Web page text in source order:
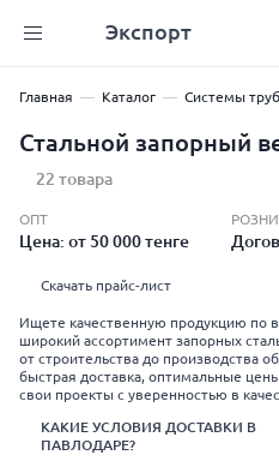
Экспорт
Главная Каталог Системы
Стальной запорный
22 товара
ОПТ
Цена: от 50 000 тенге
Скачать прайс-лист
Ищете качественную продукцию по
широкий ассортимент запорных
от строительства до производства
быстрая доставка, оптимальные
свои проекты с уверенностью в
КАКИЕ УСЛОВИЯ ДОСТАВКИ В
ПАВЛОДАРЕ?